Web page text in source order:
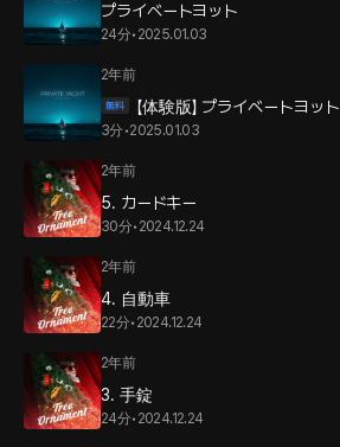
プライベートヨット
24分• 2025.01.03
2年前
【体験版】 プライベートヨット
3分•2025.01.03
2年前
5. カードキー
30分• 2024.12.24
2年前
4. 自動車
22分• 2024.12.24
2年前
3. 手錠
24分• 2024.12.24